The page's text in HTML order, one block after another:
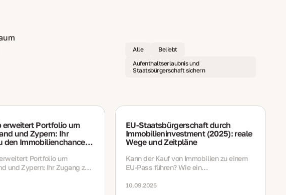
erweitert Portfolio um
und Zypern: Ihr
den Immobilienchancen
Portfolio um
und Zypern: Ihr Zugang zu
Alle
Beliebt
Aufenthaltserlaubnis und
Staatsbürgerschaft sichern
EU‑Staatsbürgerschaft durch
Immobilieninvestment (2025): reale
Wege und Zeitpläne
Kann der Kauf von Immobilien zu einem
EU‑Pass führen? Wie ein
Staatsbürgerschaft übergeht — mit
10.09.2025